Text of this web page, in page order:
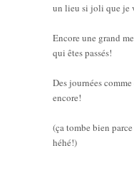
un lieu si joli que je
Encore une grand
qui êtes passés!
Des journées
encore!
(ça tombe bien
héhé!)